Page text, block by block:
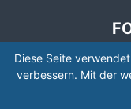
Diese Seite
verbessern. Mit der